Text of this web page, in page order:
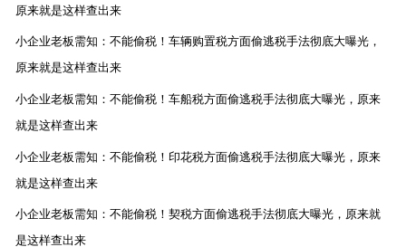
原来就是这样查出来
小企业老板需知：不能偷税！车辆购置税方面偷逃税手法彻底大曝光，
原来就是这样查出来
小企业老板需知：不能偷税！车船税方面偷逃税手法彻底大曝光，原来
就是这样查出来
小企业老板需知：不能偷税！印花税方面偷逃税手法彻底大曝光，原来
就是这样查出来
小企业老板需知：不能偷税！契税方面偷逃税手法彻底大曝光，原来就
是这样查出来